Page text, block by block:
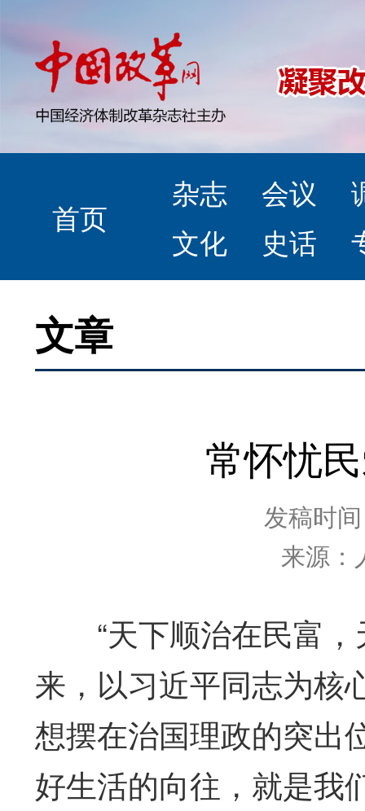
首页
杂志 会议
文化
史话
文章
常怀忧
发稿时
来源：
“天下顺治在民富，
来，以习近平同志为核
想摆在治国理政的突出
好生活的向往，就是我